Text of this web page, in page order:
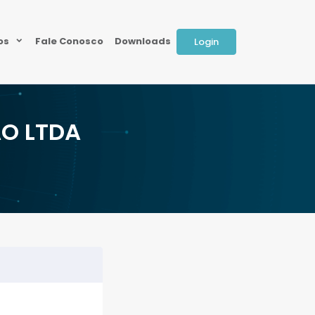
Fale Conosco Downloads Login
LTDA